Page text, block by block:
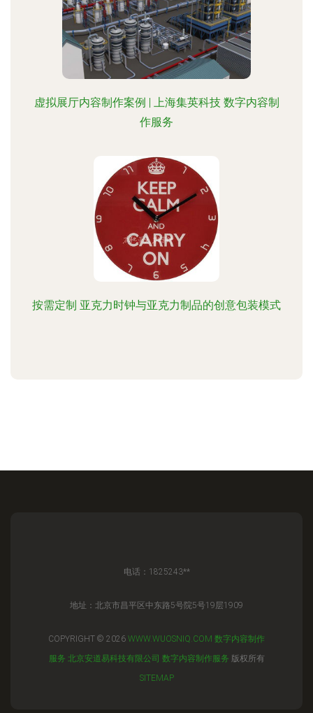
虚拟展厅内容制作案例 | 上海集英科技 数字内容制
作服务
按需定制 亚克力时钟与亚克力制品的创意包装模式
电话：1825243**
地址：北京市昌平区中东路5号院5号19层1909
COPYRIGHT © 2026 WWW.WUOSNIQ.COM 数字内容制作
服务 北京安道易科技有限公司 数字内容制作服务 版权所有
SITEMAP